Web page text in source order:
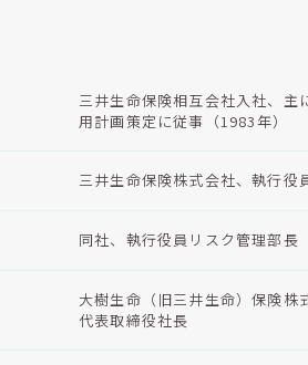
三井生命保険相互会社入社、主
用計画策定に従事（1983年）
三井生命保険株式会社、執行役
同社、執行役員リスク管理部長
大樹生命（旧三井生命）保険株
代表取締役社長